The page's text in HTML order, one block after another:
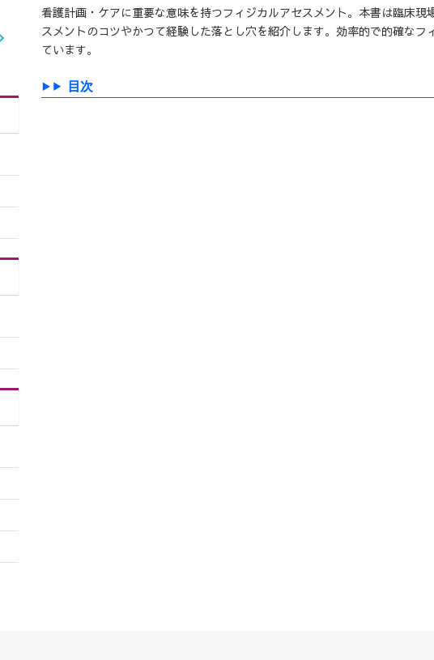
看護計画・ケアに重要な意味を持つフィジカルアセスメント。本書は臨床
スメントのコツやかつて経験した落とし穴を紹介します。効率的で的確な
ています。
目次